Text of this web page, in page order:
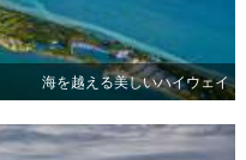
海を越える美しいハイウェイ